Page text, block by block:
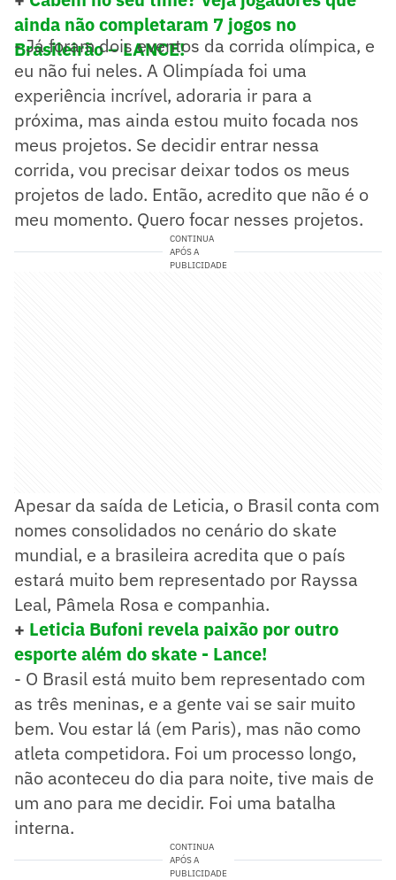
ainda não completaram 7 jogos no
Brasileirão – LANCE!
- Já foram dois eventos da corrida olímpica, e
eu não fui neles. A Olimpíada foi uma
experiência incrível, adoraria ir para a
próxima, mas ainda estou muito focada nos
meus projetos. Se decidir entrar nessa
corrida, vou precisar deixar todos os meus
projetos de lado. Então, acredito que não é o
meu momento. Quero focar nesses projetos.
CONTINUA
APÓS A
PUBLICIDADE
Apesar da saída de Leticia, o Brasil conta com
nomes consolidados no cenário do skate
mundial, e a brasileira acredita que o país
estará muito bem representado por Rayssa
Leal, Pâmela Rosa e companhia.
+ Leticia Bufoni revela paixão por outro
esporte além do skate - Lance!
- O Brasil está muito bem representado com
as três meninas, e a gente vai se sair muito
bem. Vou estar lá (em Paris), mas não como
atleta competidora. Foi um processo longo,
não aconteceu do dia para noite, tive mais de
um ano para me decidir. Foi uma batalha
interna.
CONTINUA
APÓS A
PUBLICIDADE